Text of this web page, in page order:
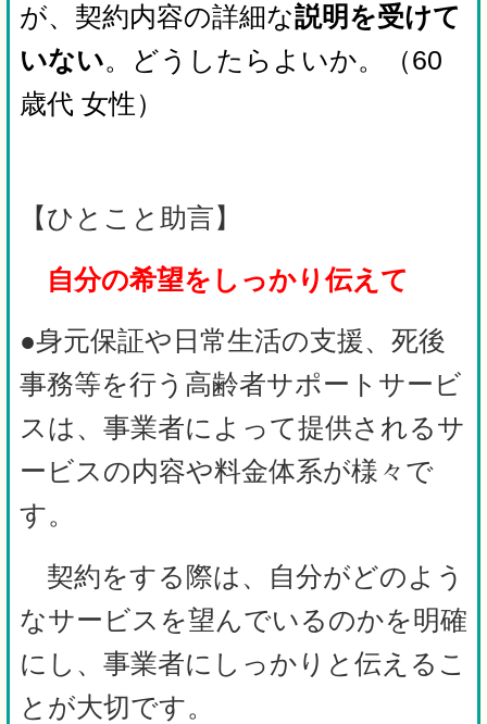
が、契約内容の詳細な説明を受けて
いない。どうしたらよいか。（60
歳代 女性）
【ひとこと助言】
自分の希望をしっかり伝えて
●身元保証や日常生活の支援、死後
事務等を行う高齢者サポートサービ
スは、事業者によって提供されるサ
ービスの内容や料金体系が様々で
す。
契約をする際は、自分がどのよう
なサービスを望んでいるのかを明確
にし、事業者にしっかりと伝えるこ
とが大切です。